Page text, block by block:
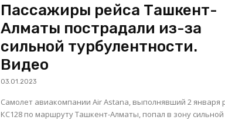
Пассажиры рейса Ташкент-
Алматы пострадали из-за
сильной турбулентности.
Видео
03.01.2023
Самолет авиакомпании Air Astana, выполнявший 2 января
КС128 по маршруту Ташкент-Алматы, попал в зону сильной